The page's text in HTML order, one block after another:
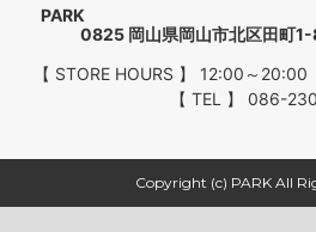
PARK
0825 岡山県岡山市北区田町
【 STORE HOURS 】 12:00～20:00
【 TEL 】 086-
Copyright (c) PARK All